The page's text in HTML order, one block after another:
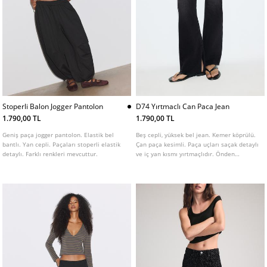
Stoperli Balon Jogger Pantolon
1.790,00 TL
Geniş paça jogger pantolon. Elastik bel
bantlı. Yan cepli. Paçaları stoperli elastik
detaylı. Farklı renkleri mevcuttur.
D74 Yırtmaclı Can Paca Jean
1.790,00 TL
Beş cepli, yüksek bel jean. Kemer köprülü.
Çan paça kesimli. Paça uçları saçak detaylı
ve iç yan kısmı yırtmaçlıdır. Önden